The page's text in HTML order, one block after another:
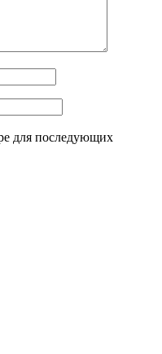
для последующих